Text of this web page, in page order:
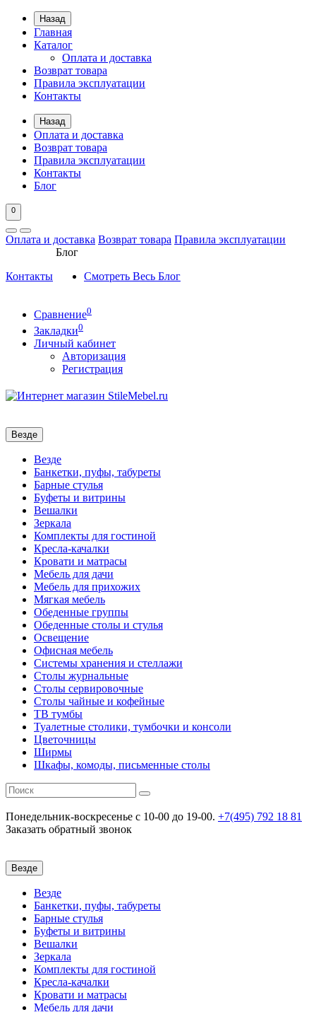
Назад
Главная
Каталог
Оплата и доставка
Возврат товара
Правила эксплуатации
Контакты
Назад
Оплата и доставка
Возврат товара
Правила эксплуатации
Контакты
Блог
0
Оплата и доставка Возврат товара Правила эксплуатации
Контакты
Блог
Смотреть Весь Блог
Сравнение0
Закладки0
Личный кабинет
Авторизация
Регистрация
Везде
Везде
Банкетки, пуфы, табуреты
Барные стулья
Буфеты и витрины
Вешалки
Зеркала
Комплекты для гостиной
Кресла-качалки
Кровати и матрасы
Мебель для дачи
Мебель для прихожих
Мягкая мебель
Обеденные группы
Обеденные столы и стулья
Освещение
Офисная мебель
Системы хранения и стеллажи
Столы журнальные
Столы сервировочные
Столы чайные и кофейные
ТВ тумбы
Туалетные столики, тумбочки и консоли
Цветочницы
Ширмы
Шкафы, комоды, письменные столы
Понедельник-воскресенье c 10-00 до 19-00. +7(495) 792 18 81
Заказать обратный звонок
Везде
Везде
Банкетки, пуфы, табуреты
Барные стулья
Буфеты и витрины
Вешалки
Зеркала
Комплекты для гостиной
Кресла-качалки
Кровати и матрасы
Мебель для дачи